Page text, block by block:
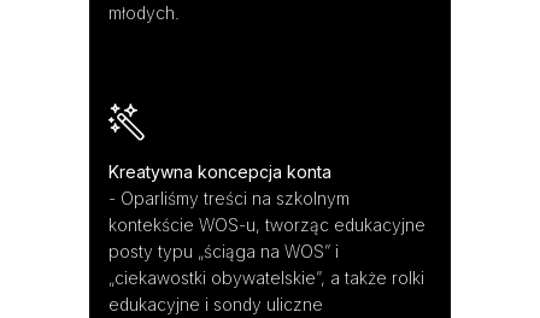
młodych.
Kreatywna koncepcja konta
- Oparliśmy treści na szkolnym
kontekście WOS-u, tworząc edukacyjne
posty typu „ściąga na WOS” i
„ciekawostki obywatelskie”, a także rolki
edukacyjne i sondy uliczne